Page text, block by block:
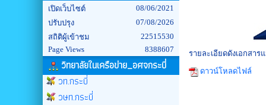
เปิดเว็บไซต์
08/06/2021
ปรับปรุง
07/08/2026
สถิติผู้เข้าชม
22515530
Page Views
8388607
วิทยาลัยในเครือข่าย_อศจกระบี่
วท.กระบี่
วษท.กระบี่
รายละเอียดดังเอกสาร
ดาวน์โหลดไฟล์